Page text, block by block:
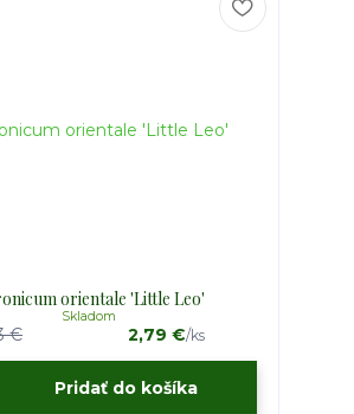
orientale 'Little Leo'
€ 2,79 €/ks
Skladom
Pridať do košíka